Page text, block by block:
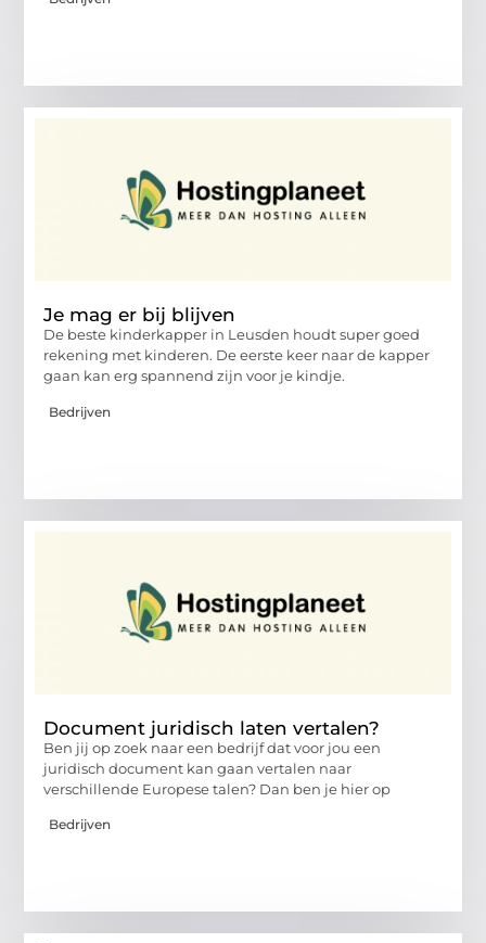
Je mag er bij blijven
De beste kinderkapper in Leusden houdt super goed
rekening met kinderen. De eerste keer naar de kapper
gaan kan erg spannend zijn voor je kindje.
Bedrijven
Document juridisch laten vertalen?
Ben jij op zoek naar een bedrijf dat voor jou een
juridisch document kan gaan vertalen naar
verschillende Europese talen? Dan ben je hier op
Bedrijven